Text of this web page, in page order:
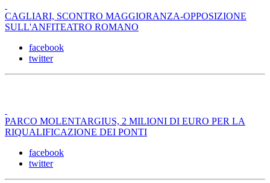
CAGLIARI, SCONTRO MAGGIORANZA-OPPOSIZIONE
SULL'ANFITEATRO ROMANO
facebook
twitter
PARCO MOLENTARGIUS, 2 MILIONI DI EURO PER LA
RIQUALIFICAZIONE DEI PONTI
facebook
twitter